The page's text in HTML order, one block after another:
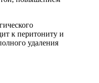
к перитониту и
удаления